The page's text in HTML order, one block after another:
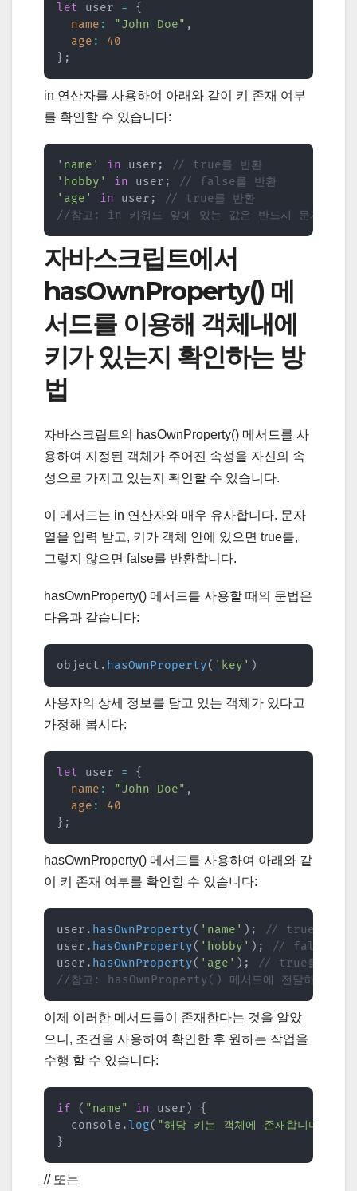
let user =
{
name : "John Doe" ,
age :
40
} ;
in 연산자를 사용하여 아래와 같이 키 존재 여부
를 확인할 수 있습니다:
'name' in user ;
// true를 반환
'hobby'
in user ;
// false를 반환
'age'
in user ;
// true를 반환
//참고: in 키워드 앞에 있는 값은 반드시 문자열이나
자바스크립트에서
hasOwnProperty() 메
서드를 이용해 객체내에
키가 있는지 확인하는 방
법
자바스크립트의 hasOwnProperty() 메서드를 사
용하여 지정된 객체가 주어진 속성을 자신의 속
성으로 가지고 있는지 확인할 수 있습니다.
이 메서드는 in 연산자와 매우 유사합니다. 문자
열을 입력 받고, 키가 객체 안에 있으면 true를,
그렇지 않으면 false를 반환합니다.
hasOwnProperty() 메서드를 사용할 때의 문법은
다음과 같습니다:
object . hasOwnProperty( 'key' )
사용자의 상세 정보를 담고 있는 객체가 있다고
가정해 봅시다:
let user =
{
name : "John Doe" ,
age :
40
} ;
hasOwnProperty() 메서드를 사용하여 아래와 같
이 키 존재 여부를 확인할 수 있습니다:
user . hasOwnProperty( 'name' ) ;
// true를 반환
user . hasOwnProperty( 'hobby' ) ;
// false를 반
user . hasOwnProperty( 'age' ) ;
// true를 반환
//참고: hasOwnProperty() 메서드에 전달하는 값은
이제 이러한 메서드들이 존재한다는 것을 알았
으니, 조건을 사용하여 확인한 후 원하는 작업을
수행 할 수 있습니다:
if ( "name" in user )
{
  console
.log( "해당 키는 객체에 존재합니다"
}
// 또는